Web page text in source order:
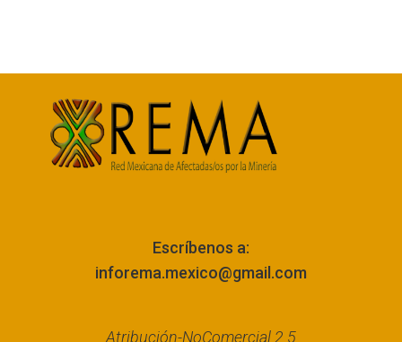
Escríbenos a:
inforema.mexico@gmail.com
Atribución-NoComercial 2.5